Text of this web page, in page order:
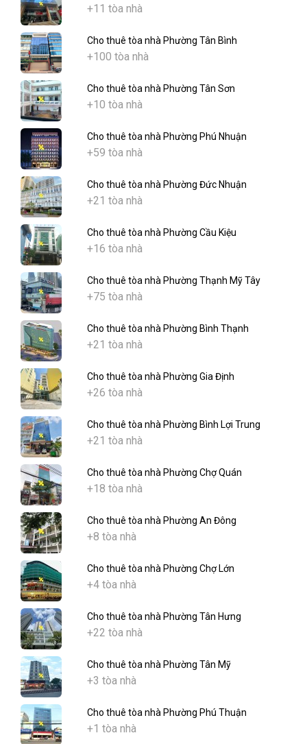
+11 tòa nhà
Cho thuê tòa nhà Phường Tân Bình
+100 tòa nhà
Cho thuê tòa nhà Phường Tân Sơn
+10 tòa nhà
Cho thuê tòa nhà Phường Phú Nhuận
+59 tòa nhà
Cho thuê tòa nhà Phường Đức Nhuận
+21 tòa nhà
Cho thuê tòa nhà Phường Cầu Kiệu
+16 tòa nhà
Cho thuê tòa nhà Phường Thạnh Mỹ Tây
+75 tòa nhà
Cho thuê tòa nhà Phường Bình Thạnh
+21 tòa nhà
Cho thuê tòa nhà Phường Gia Định
+26 tòa nhà
Cho thuê tòa nhà Phường Bình Lợi Trung
+21 tòa nhà
Cho thuê tòa nhà Phường Chợ Quán
+18 tòa nhà
Cho thuê tòa nhà Phường An Đông
+8 tòa nhà
Cho thuê tòa nhà Phường Chợ Lớn
+4 tòa nhà
Cho thuê tòa nhà Phường Tân Hưng
+22 tòa nhà
Cho thuê tòa nhà Phường Tân Mỹ
+3 tòa nhà
Cho thuê tòa nhà Phường Phú Thuận
+1 tòa nhà